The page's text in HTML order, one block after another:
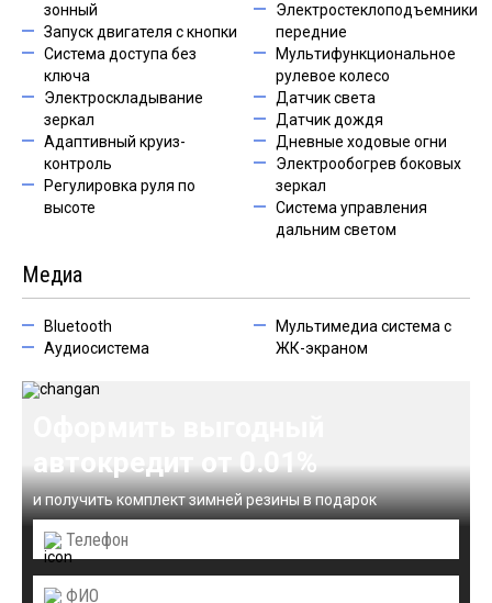
зонный
Запуск двигателя с кнопки
Система доступа без
ключа
Электроскладывание
зеркал
Адаптивный круиз-
контроль
Регулировка руля по
высоте
Электростеклоподъемники
передние
Мультифункциональное
рулевое колесо
Датчик света
Датчик дождя
Дневные ходовые огни
Электрообогрев боковых
зеркал
Система управления
дальним светом
Медиа
Bluetooth
Аудиосистема
Мультимедиа система с
ЖК-экраном
автокредит от 0.01%
и получить комплект зимней резины в подарок